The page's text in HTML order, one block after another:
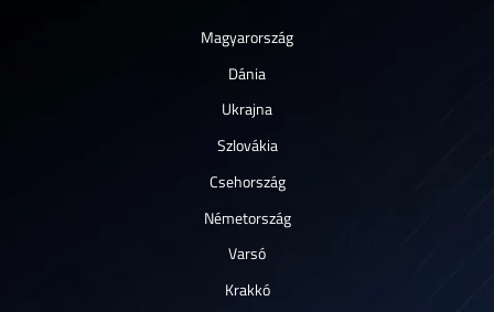
Magyarország
Dánia
Ukrajna
Szlovákia
Csehország
Németország
Varsó
Krakkó